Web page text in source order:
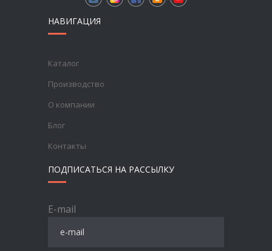
НАВИГАЦИЯ
Каталог
Производство
О компании
Блог
Контакты
ПОДПИСАТЬСЯ НА РАССЫЛКУ
E-mail